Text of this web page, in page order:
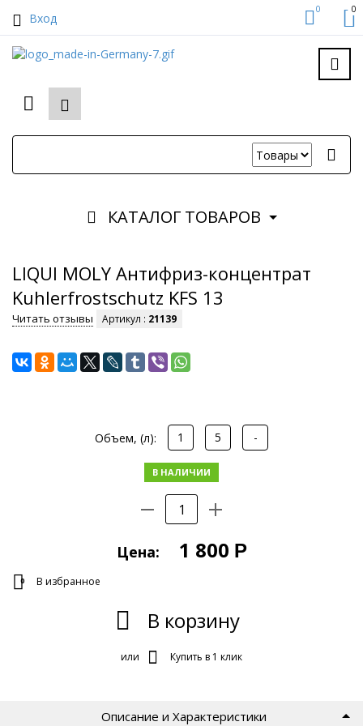
Вход
0 0
КАТАЛОГ ТОВАРОВ
LIQUI MOLY Антифриз-концентрат
Kuhlerfrostschutz KFS 13
Читать отзывы Артикул : 21139
NEW
Объем, (л): 1 5 -
В НАЛИЧИИ
Цена: 1 800 Р
0 В избранное
В корзину
или Купить в 1 клик
Описание и Характеристики